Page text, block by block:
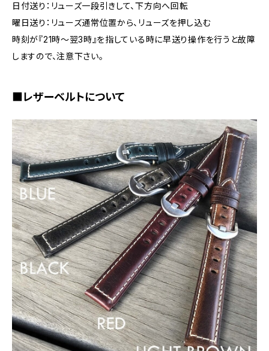
日付送り：リューズ一段引きして、下方向へ回転
曜日送り：リューズ通常位置から、リューズを押し込む
時刻が『21時～翌3時』を指している時に早送り操作を行うと故障
しますので、注意下さい。
■レザーベルトについて